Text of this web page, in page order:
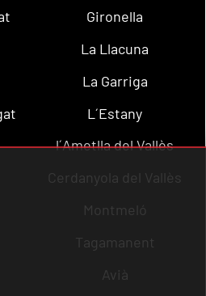
Gironella
La Llacuna
La Garriga
L´Estany
l´Ametlla del Vallès
Cerdanyola del Vallès
Montmeló
Tagamanent
Avià